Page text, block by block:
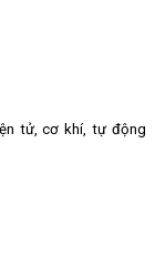
tử, cơ khí, tự động